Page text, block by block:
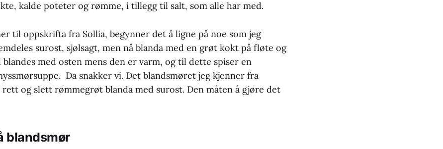
kalde poteter og rømme, i tillegg til salt, som alle har med.
til oppskrifta fra Sollia, begynner det å ligne på noe som jeg
surost, sjølsagt, men nå blanda med en grøt kokt på fløte og
med osten mens den er varm, og til dette spiser en
Da snakker vi. Det blandsmøret jeg kjenner fra
og slett rømmegrøt blanda med surost. Den måten å gjøre det
blandsmør